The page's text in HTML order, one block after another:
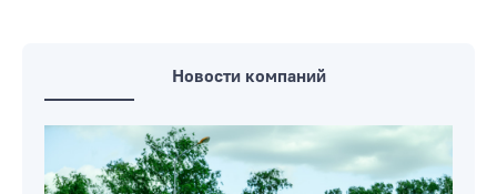
Новости компаний